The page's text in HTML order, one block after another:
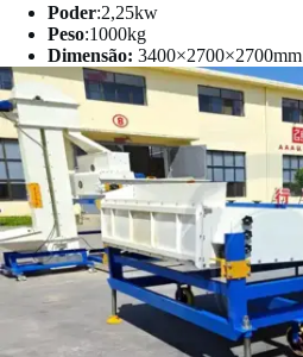
Poder:2,25kw
Peso:1000kg
Dimensão: 3400×2700×2700mm